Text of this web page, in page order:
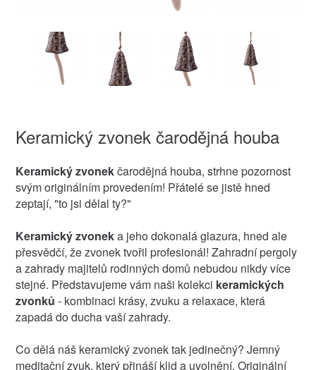
Keramický zvonek čarodějná houba
Keramický zvonekčarodějná houba, strhne pozornost
svým originálním provedením! Přátelé se jistě hned
zeptají, "to jsi dělal ty?"
Keramický zvoneka jeho dokonalá glazura, hned ale
přesvědčí, že zvonek tvořil profesionál! Zahradní pergoly
a zahrady majitelů rodinných domů nebudou nikdy více
stejné. Představujeme vám naši kolekci keramických
zvonků - kombinaci krásy, zvuku a relaxace, která
zapadá do ducha vaší zahrady.
Co dělá náš keramický zvonek tak jedinečný? Jemný
meditační zvuk, který přináší klid a uvolnění. Originální